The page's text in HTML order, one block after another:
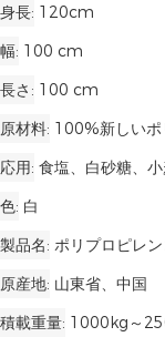
身長 120cm
幅 100 cm
長さ
100 cm
原材料 100%新しいポ
応用 食塩、白砂糖、
色 白
製品名 ポリプロピレ
原産地 山東省、中国
積載重量 1000kg～